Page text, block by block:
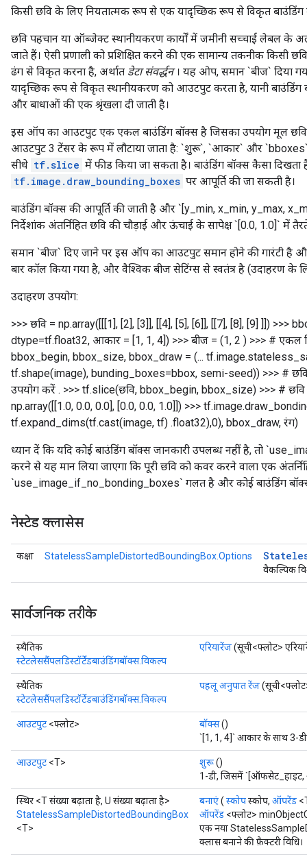
किसी छवि के लिए नियतात्मक रूप से एक यादृच्छिक रूप से विकृत बाउंडिंग
छवि पहचान या ऑब्जेक्ट स्थानीयकरण कार्यों में जमीनी सच्चाई लेबल के
जाते हैं। ऐसी प्रणाली को प्रशिक्षित करने की एक सामान्य तकनीक किसी
ढंग से विकृत करना है, अर्थात डेटा संवर्द्धन। यह ओप, समान `बीज` दिया
यादृच्छिक रूप से विकृत स्थानीयकरण को आउटपुट करता है, यानी
और बाधाओं की एक श्रृंखला दी जाती है।
इस ऑप का आउटपुट एक एकल बाउंडिंग बॉक्स है जिसका उपयोग मूल छवि
आउटपुट 3 टेंसर के रूप में लौटाया जाता है: `शुरू`, `आकार` और
सीधे tf.slice में फीड किया जा सकता है। बाउंडिंग बॉक्स कैसा
tf.image.draw_bounding_boxes पर आपूर्ति की जा सकती है।
बाउंडिंग बॉक्स की आपूर्ति की जाती है और `[y_min, x_min, y_max,
निर्देशांक अंतर्निहित छवि की चौड़ाई और ऊंचाई के सापेक्ष `[0.0, 1.0]` में
समान `बीज` दिए जाने पर इस ऑप का आउटपुट समान होने की गारंटी है
बार कॉल किया गया है, और वैश्विक बीज सेटिंग्स से स्वतंत्र है (उदाहरण के
उदाहरण उपयोग:
>>> छवि = np.array([[[1], [2], [3]], [[4], [5], [6]], [[7], [8], [9] ]]) >>>
dtype=tf.float32, आकार = [1, 1, 4]) >>> बीज = (1, 2 ) >>> # एकल
bbox_begin, bbox_size, bbox_draw = (...
tf.shape(image), bunding_boxes=bbox, semi-seed)) >>> #
उपयोग करें . >>> tf.slice(छवि, bbox_begin, bbox_size) >>> # छवि
np.array([[1.0, 0.0, 0.0], [0.0, 0.0, 1.0]]) >>>
tf.expand_dims(tf.cast(image, tf) .float32),0), bbox_draw, रंग)
ध्यान दें कि यदि कोई बाउंडिंग बॉक्स जानकारी उपलब्ध नहीं है, तो
करने से यह मान लिया जाएगा कि पूरी छवि को कवर करने वाला एक
`use_image_if_no_bonding_boxes` गलत है और कोई बाउंडिंग बॉक्स
नेस्टेड क्लासेस
कक्षा StatelessSampleDistortedBoundingBox.Options
वैकल्पिक
सार्वजनिक तरीके
स्थैतिक
स्टेटलेससैंपलडिस्टॉर्टेडबाउंडिंगबॉक्स.विकल्प
एरियारेंज(सूची<फ्लोट>
स्थैतिक
स्टेटलेससैंपलडिस्टॉर्टेडबाउंडिंगबॉक्स.विकल्प
पहलू अनुपात रेंज
आउटपुट <फ्लोट> बॉक्स()
`[1, 1, 4]` आकार के साथ 3-
आउटपुट <T> शुरू()
1-डी, जिसमें
स्थिर <T संख्या बढ़ाता है, U संख्या बढ़ाता है>
StatelessSampleDistortedBoundingBox
<T>
बनाएं( स्कोपस्कोप, ऑपरेंड
ऑपरेंड <फ्लोट>
एक नया
क्लास बनाने की फ़ैक्टरी विधि।